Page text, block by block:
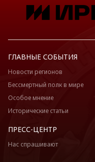
ГЛАВНЫЕ СОБЫТИЯ
Новости регионов
Бессмертный полк в мире
Особое мнение
Исторические статьи
ПРЕСС-ЦЕНТР
Нас спрашивают